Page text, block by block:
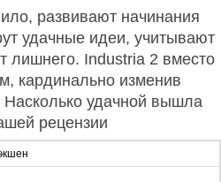
развивают начинания
удачные идеи, учитывают
лишнего. Industria 2 вместо
кардинально изменив
удачной вышла
рецензии